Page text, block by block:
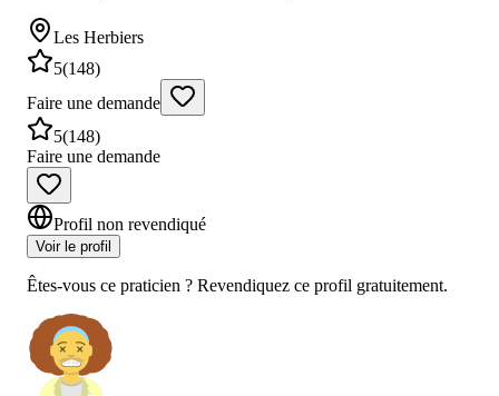
Les Herbiers
5(148)
Faire une demande
5(148)
Faire une demande
Profil non revendiqué
Voir le profil
Êtes-vous ce praticien ? Revendiquez ce profil gratuitement.